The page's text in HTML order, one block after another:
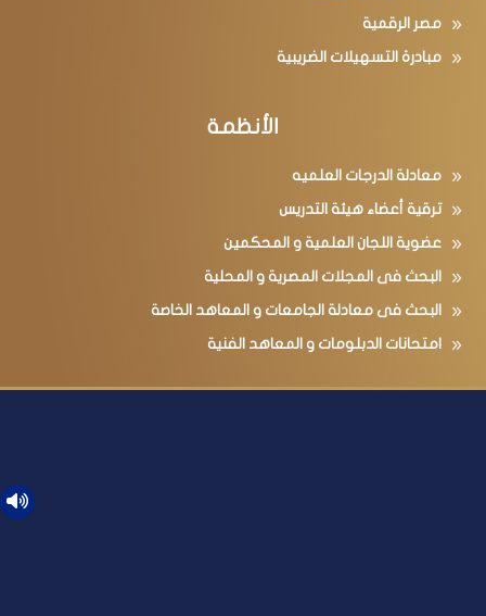
مصر الرقمية
مبادرة التسهيلات الضريبية
الأنظمة
معادلة الدرجات العلميه
ترقية أعضاء هيئة التدريس
عضوية اللجان العلمية و المحكمين
البحث فى المجلات المصرية و المحلية
البحث فى معادلة الجامعات و المعاهد الخاصة
امتحانات الدبلومات و المعاهد الفنية